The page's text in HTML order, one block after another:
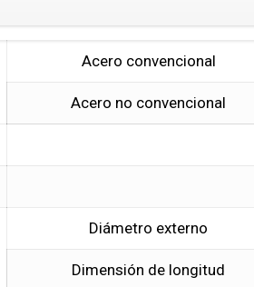
Acero convencional
Acero no convencional
Diámetro externo
Dimensión de longitud